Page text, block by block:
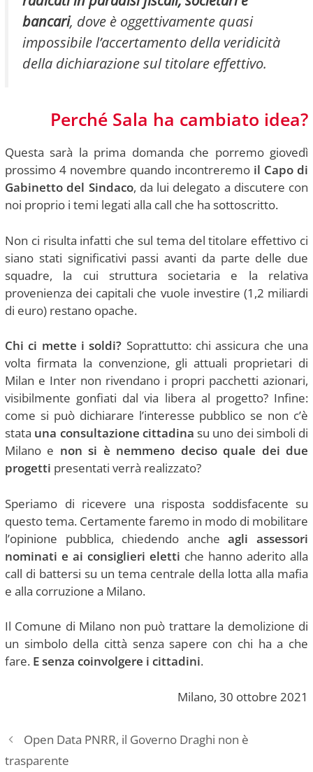
bancari, dove è oggettivamente quasi
impossibile l’accertamento della veridicità
della dichiarazione sul titolare effettivo.
Perché Sala ha cambiato idea?
Questa sarà la prima domanda che porremo giovedì
prossimo 4 novembre quando incontreremo il Capo di
Gabinetto del Sindaco, da lui delegato a discutere con
noi proprio i temi legati alla call che ha sottoscritto.
Non ci risulta infatti che sul tema del titolare effettivo ci
siano stati significativi passi avanti da parte delle due
squadre, la cui struttura societaria e la relativa
provenienza dei capitali che vuole investire (1,2 miliardi
di euro) restano opache.
Chi ci mette i soldi? Soprattutto: chi assicura che una
volta firmata la convenzione, gli attuali proprietari di
Milan e Inter non rivendano i propri pacchetti azionari,
visibilmente gonfiati dal via libera al progetto? Infine:
come si può dichiarare l’interesse pubblico se non c’è
stata una consultazione cittadina su uno dei simboli di
Milano e non si è nemmeno deciso quale dei due
progetti presentati verrà realizzato?
Speriamo di ricevere una risposta soddisfacente su
questo tema. Certamente faremo in modo di mobilitare
l’opinione pubblica, chiedendo ancheagli assessori
nominati e ai consiglieri eletti che hanno aderito alla
call di battersi su un tema centrale della lotta alla mafia
e alla corruzione a Milano.
Il Comune di Milano non può trattare la demolizione di
un simbolo della città senza sapere con chi ha a che
fare. E senza coinvolgere i cittadini.
Milano, 30 ottobre 2021
Open Data PNRR, il Governo Draghi non è
trasparente